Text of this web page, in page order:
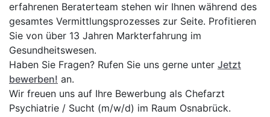
erfahrenen Beraterteam stehen wir Ihnen während des
gesamtes Vermittlungsprozesses zur Seite. Profitieren
Sie von über 13 Jahren Markterfahrung im
Gesundheitswesen.
Haben Sie Fragen? Rufen Sie uns gerne unter Jetzt
bewerben! an.
Wir freuen uns auf Ihre Bewerbung als Chefarzt
Psychiatrie / Sucht (m/w/d) im Raum Osnabrück.